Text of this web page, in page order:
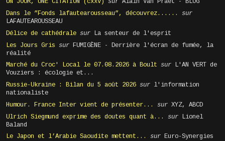
UN JOUR, UNE CITATION (cxxv) sur Alain Van Praet - BLOG
Dans le ”Fonds lafautearousseau”, découvrez......
sur
LAFAUTEAROUSSEAU
Délice de cathédralesur
La senteur de l'esprit
Les Jours Gris sur
FUMIGÈNE - Derrière l'écran de fumée, la
réalité
Marché du Croc' Local le 07.08.2026 à Boult sur L'AN VERT de
Vouziers : écologie et...
Russie-Ukraine : Bilan du 5 août 2026sur l'information
nationaliste
Humour. France Inter vient de présenter...
sur XYZ, ABCD
Ulrich Siegmund exprime des doutes quant à...
sur
Lionel
Baland
Le Japon et l’Arabie Saoudite mettent...
sur Euro-Synergies